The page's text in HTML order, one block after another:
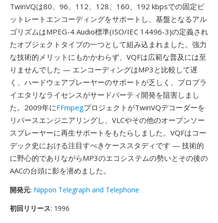
TwinVQは80、96、112、128、160、192 kbpsでの固定ビ
ットレートエンコーディングをサポートし、基盤となるアル
ゴリズムはMPEG-4 Audio標準(ISO/IEC 14496-3)の定義され
たオブジェクトタイプの一つとして組み込まれました。強力
な技術的メリットにもかかわらず、VQFは広範な普及には至
りませんでした — エンコーディングはMP3と比較して遅
く、ハードウェアプレーヤーのサポートが乏しく、プロプラ
イエタリなライセンスがサードパーティ開発を阻害しまし
た。2009年にFFmpegプロジェクトがTwinVQデコーダーを
リバースエンジニアリングし、VLCやその他のオープンソー
スプレーヤーに再生サポートをもたらしました。VQFはコー
デック史における注目すべきケーススタディです — 技術的
に野心的でありながらMP3のエコシステムの勢いとその後の
AACの台頭に影を潜めました。
開発元: Nippon Telegraph and Telephone
初回リリース: 1996